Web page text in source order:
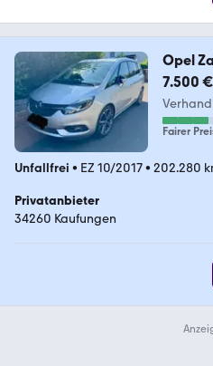
Opel
7.500 €
Fairer
Unfallfrei • EZ 10/2017• 202.280
Privatanbieter
34260 Kaufungen